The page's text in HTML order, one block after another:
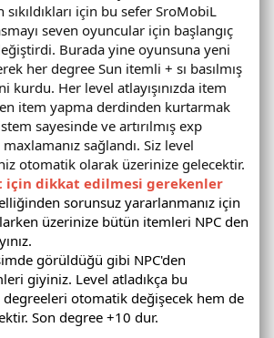
için bu sefer SroMobiL
seven oyuncular için başlangıç
Burada yine oyunsuna yeni
her degree Sun itemli + sı basılmış
kurdu. Her level atlayışınızda item
item yapma derdinden kurtarmak
sayesinde ve artırılmış exp
maxlamanız sağlandı. Siz level
otomatik olarak üzerinize gelecektir.
için dikkat edilmesi gerekenler
sorunsuz yararlanmanız için
üzerinize bütün itemleri NPC den
görüldüğü gibi NPC'den
giyiniz. Level atladıkça bu
otomatik değişecek hem de
Son degree +10 dur.